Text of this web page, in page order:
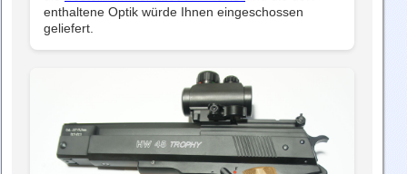
enthaltene Optik würde Ihnen eingeschossen
geliefert.